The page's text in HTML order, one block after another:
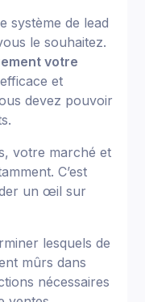
système de lead
le souhaitez.
votre
et
devez pouvoir
votre marché et
C’est
un œil sur
lesquels de
mûrs dans
nécessaires